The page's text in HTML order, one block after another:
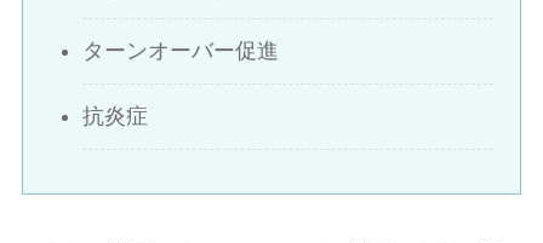
ターンオーバー促進
抗炎症